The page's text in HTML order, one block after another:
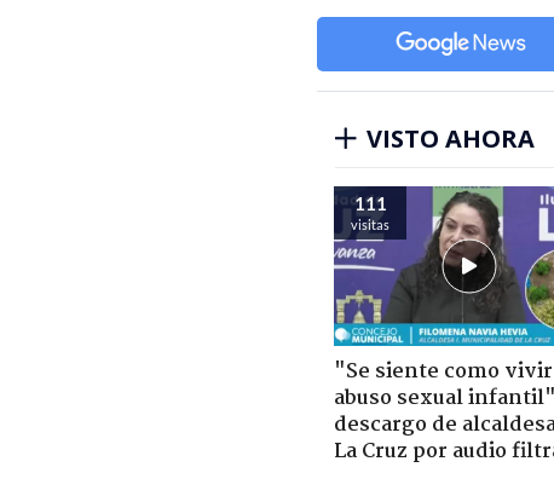
VISTO AHORA
111
visitas
"Se siente como vivir
abuso sexual
descargo de
La Cruz por audio